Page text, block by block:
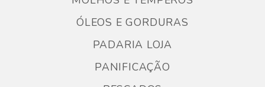
ÓLEOS E GORDURAS
PADARIA LOJA
PANIFICAÇÃO